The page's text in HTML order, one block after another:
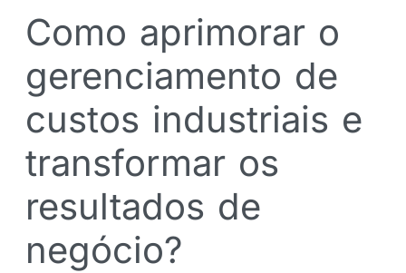
Como aprimorar o
gerenciamento de
custos industriais e
transformar os
resultados de
negócio?